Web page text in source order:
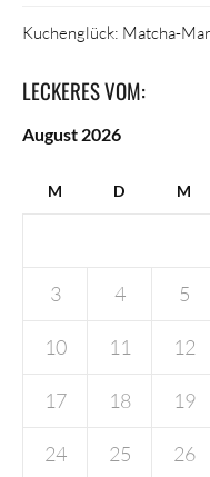
Kuchenglück: Matcha-
LECKERES VOM:
August 2026
M D M
3 4 5
10 11 12
17 18 19
24 25 26